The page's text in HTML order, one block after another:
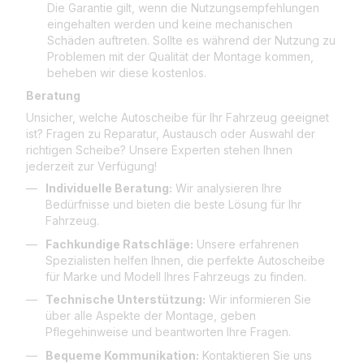
Die Garantie gilt, wenn die Nutzungsempfehlungen
eingehalten werden und keine mechanischen
Schäden auftreten. Sollte es während der Nutzung zu
Problemen mit der Qualität der Montage kommen,
beheben wir diese kostenlos.
Beratung
Unsicher, welche Autoscheibe für Ihr Fahrzeug geeignet
ist? Fragen zu Reparatur, Austausch oder Auswahl der
richtigen Scheibe? Unsere Experten stehen Ihnen
jederzeit zur Verfügung!
Individuelle Beratung: Wir analysieren Ihre
Bedürfnisse und bieten die beste Lösung für Ihr
Fahrzeug.
Fachkundige Ratschläge: Unsere erfahrenen
Spezialisten helfen Ihnen, die perfekte Autoscheibe
für Marke und Modell Ihres Fahrzeugs zu finden.
Technische Unterstützung: Wir informieren Sie
über alle Aspekte der Montage, geben
Pflegehinweise und beantworten Ihre Fragen.
Bequeme Kommunikation: Kontaktieren Sie uns